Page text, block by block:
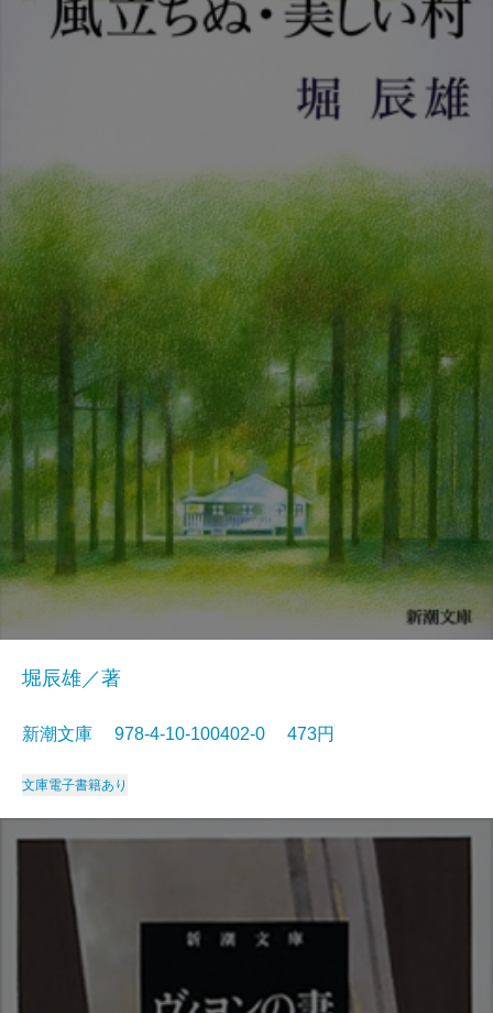
堀辰雄／著
新潮文庫 978-4-10-100402-0 473円
文庫電子書籍あり